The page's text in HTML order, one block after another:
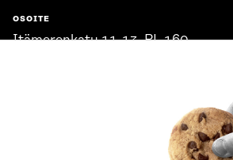
OSOITE
Itämerenkatu 11-13, PL 160,